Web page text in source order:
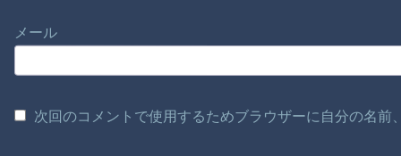
メール
次回のコメントで使用するためブラウザーに自分の名